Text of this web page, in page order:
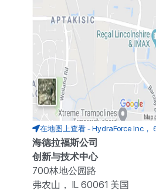
在地图上查看 - HydraForce Inc，
海德拉福斯公司
创新与技术中心
700林地公园路
弗农山， IL 60061 美国